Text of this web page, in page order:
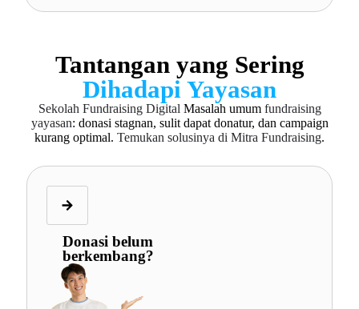
Tantangan yang Sering
Dihadapi Yayasan
Sekolah Fundraising Digital Masalah umum fundraising
yayasan: donasi stagnan, sulit dapat donatur, dan campaign
kurang optimal. Temukan solusinya di Mitra Fundraising.
Donasi belum
berkembang?